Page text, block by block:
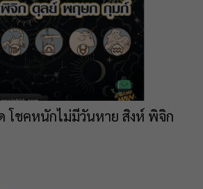
โชคหนักไม่มีวันหาย สิงห์ พิจิก